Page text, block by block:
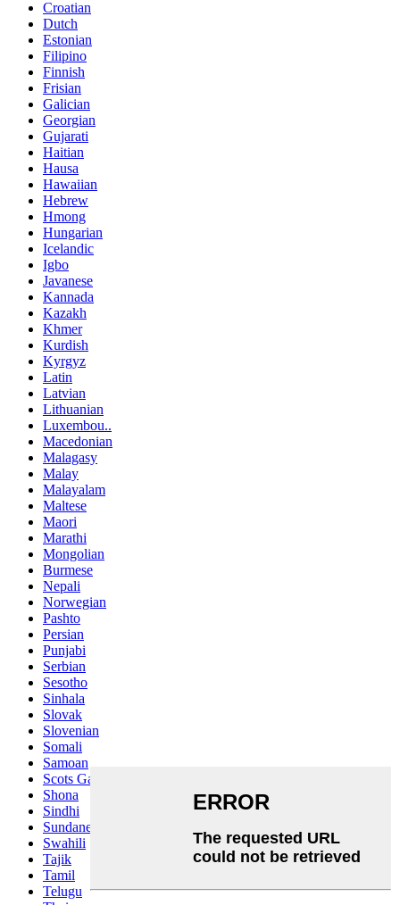
Croatian
Dutch
Estonian
Filipino
Finnish
Frisian
Galician
Georgian
Gujarati
Haitian
Hausa
Hawaiian
Hebrew
Hmong
Hungarian
Icelandic
Igbo
Javanese
Kannada
Kazakh
Khmer
Kurdish
Kyrgyz
Latin
Latvian
Lithuanian
Luxembou..
Macedonian
Malagasy
Malay
Malayalam
Maltese
Maori
Marathi
Mongolian
Burmese
Nepali
Norwegian
Pashto
Persian
Punjabi
Serbian
Sesotho
Sinhala
Slovak
Slovenian
Somali
Samoan
Scots Gaelic
Shona
Sindhi
Sundanese
Swahili
Tajik
Tamil
Telugu